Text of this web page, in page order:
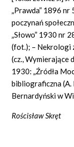
„Prawda” 1896 nr
poczynań
„Słowo” 1930 nr
(fot.); – Nekrologi
(cz., Wymierające
1930: „Źródła
bibliograficzna (A.
Bernardyński w
Rościsław Skręt